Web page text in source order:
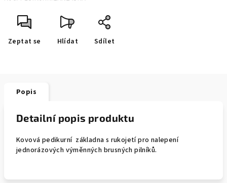
Zeptat se Hlídat Sdílet
Popis
Detailní popis produktu
Kovová pedikurní základna s rukojetí pro nalepení
jednorázových výměnných brusných pilníků.